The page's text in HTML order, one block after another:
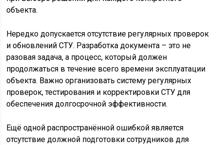
объекта.
Нередко допускается отсутствие регулярных проверок
и обновлений СТУ. Разработка документа – это не
разовая задача, а процесс, который должен
продолжаться в течение всего времени эксплуатации
объекта. Важно организовать систему регулярных
проверок, тестирования и корректировки СТУ для
обеспечения долгосрочной эффективности.
Ещё одной распространённой ошибкой является
отсутствие должной подготовки сотрудников для